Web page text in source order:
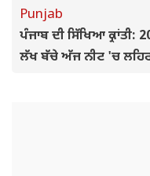
Punjab
ਪੰਜਾਬ ਦੀ ਸਿੱਖਿਆ ਕ੍ਰਾਂਤੀ:
ਲੱਖ ਬੱਚੇ ਅੱਜ ਨੀਟ 'ਚ